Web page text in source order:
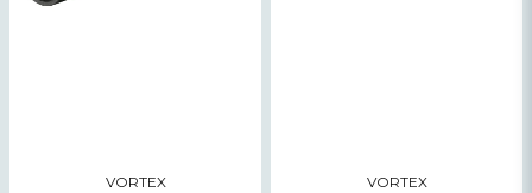
VORTEX VORTEX